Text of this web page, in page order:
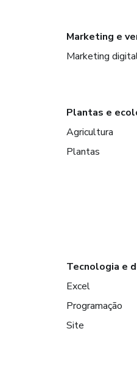
Marketing e
Marketing
Plantas e
Agricultura
Plantas
Tecnologia e
Excel
Programação
Site